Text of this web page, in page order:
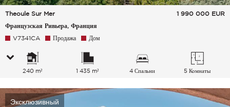
Theoule Sur Mer
Французская Ривьера, Франция
1 990 000 EUR
V7341CA Продажа Дом
240 m² 1 435 m² 4 Спальни 5 Комнаты
Эксклюзивный